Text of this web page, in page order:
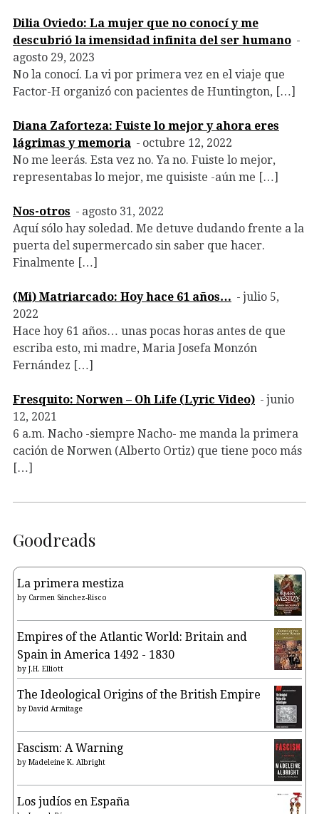
Dilia Oviedo: La mujer que no conocí y me
descubrió la imensidad infinita del ser humano
agosto 29, 2023
No la conocí. La vi por primera vez en el viaje que
Factor-H organizó con pacientes de Huntington, […]
Diana Zaforteza: Fuiste lo mejor y ahora eres
lágrimas y memoria
octubre 12, 2022
No me leerás. Esta vez no. Ya no. Fuiste lo mejor,
representabas lo mejor, me quisiste -aún me […]
Nos-otros
agosto 31, 2022
Aquí sólo hay soledad. Me detuve dudando frente a la
puerta del supermercado sin saber que hacer.
Finalmente […]
(Mi) Matriarcado: Hoy hace 61 años…
julio 5,
2022
Hace hoy 61 años… unas pocas horas antes de que
escriba esto, mi madre, Maria Josefa Monzón
Fernández […]
Fresquito: Norwen – Oh Life (Lyric Video)
junio
12, 2021
6 a.m. Nacho -siempre Nacho- me manda la primera
cación de Norwen (Alberto Ortiz) que tiene poco más
[…]
Goodreads
La primera mestiza
by Carmen Sánchez-Risco
Empires of the Atlantic World: Britain and
Spain in America 1492 - 1830
by J.H. Elliott
The Ideological Origins of the British Empire
by David Armitage
Fascism: A Warning
by Madeleine K. Albright
Los judíos en España